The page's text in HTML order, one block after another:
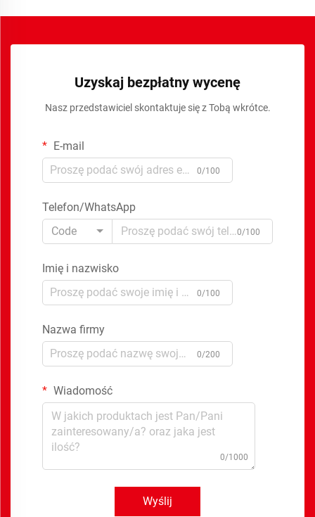
Uzyskaj bezpłatny wycenę
Nasz przedstawiciel skontaktuje się z Tobą wkrótce.
E-mail
0/100
Telefon/WhatsApp
Code
0/100
Imię i nazwisko
0/100
Nazwa firmy
0/200
Wiadomość
0/1000
Wyślij